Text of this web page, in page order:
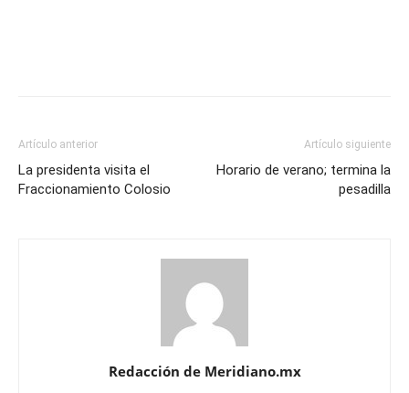
Artículo anterior
La presidenta visita el
Fraccionamiento Colosio
Artículo siguiente
Horario de verano; termina la
pesadilla
Redacción de Meridiano.mx